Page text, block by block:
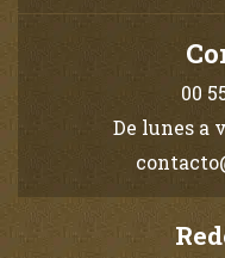
00
De lunes a